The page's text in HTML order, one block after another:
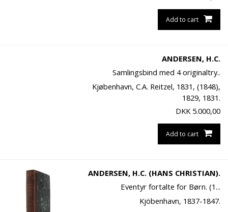
Add to cart
ANDERSEN, H.C.
Samlingsbind med 4 originaltry..
Kjøbenhavn, C.A. Reitzel, 1831, (1848),
1829, 1831.
DKK 5.000,00
Add to cart
ANDERSEN, H.C. (HANS CHRISTIAN).
Eventyr fortalte for Børn. (1...
Kjöbenhavn, 1837-1847.